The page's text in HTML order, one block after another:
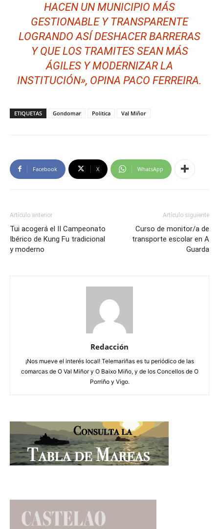
HACEN UN MUNICIPIO MÁS
GESTIONABLE Y TRANSPARENTE
LOGRANDO ASÍ DESHACER BARRERAS
Y QUE LOS TRAMITES SEAN MÁS
ÁGILES Y MODERNIZAR LA
INSTITUCIÓN», OPINA PACO FERREIRA.
ETIQUETAS Gondomar Politica Val Miñor
Facebook X WhatsApp
Artículo anterior
Tui acogerá el II Campeonato
Ibérico de Kung Fu tradicional
y moderno
Artículo siguiente
Curso de monitor/a de
transporte escolar en A
Guarda
Redacción
¡Nos mueve el interés local! Telemariñas es tu periódico de las
comarcas de O Val Miñor y O Baixo Miño, y de los Concellos de O
Porriño y Vigo.